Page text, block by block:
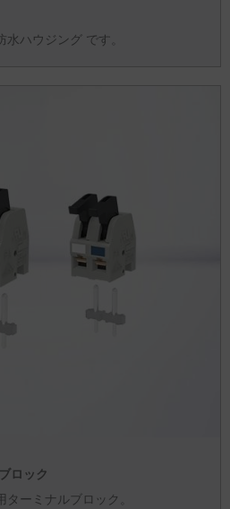
水ハウジング です。
ロック
ーミナルブロック。